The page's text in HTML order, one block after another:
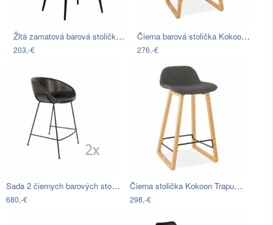
Žltá zamatová barová stolička DAN-FORM…
203,-€
Čierna barová stolička Kokoon Astoria
276,-€
Sada 2 čiernych barových stoličiek…
680,-€
Čierna stolička Kokoon Trapu Mini,…
298,-€